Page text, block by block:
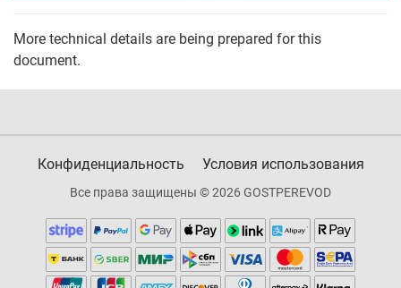
More technical details are being prepared for this
document.
Конфиденциальность Условия использования
Все права защищены © 2026 GOSTPEREVOD